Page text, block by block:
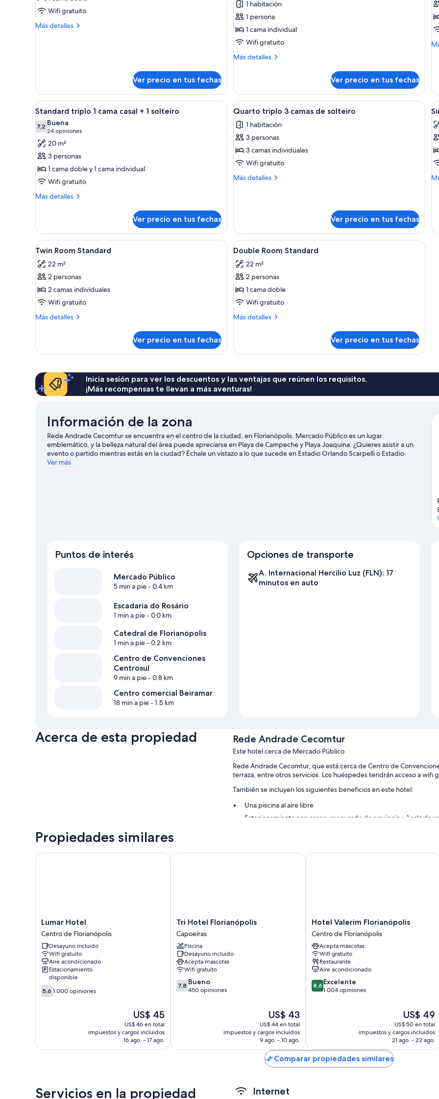
Habitación
doble
Wifi gratuito
Más detalles
Más
Ver precio en tus fechas
Habitación
individual
estándar
1 habitación
1 persona
1 cama individual
Wifi gratuito
Más detalles
Más
individual
estándar
Ver precio en tus fechas
2
con
Ver
todas
las
fotos
de
Standard
triplo
1
cama
1
solteiro
Una habitación de hotel con dos camas, un escritorio con una computadora portátil y un televisor.
13
Standard triplo 1 cama casal + 1 solteiro
7,27,2 de 10
Buena
24 opiniones
(24
opiniones)
20 m²
3 personas
1 cama doble y 1 cama individual
Wifi gratuito
Más detalles
Más
triplo
cama
+
Ver precio en tus fechas
Ver
todas
las
fotos
de
Quarto
triplo
Habitación de hotel con dos camas
12
Quarto triplo 3 camas de solteiro
1 habitación
3 personas
3 camas individuales
Wifi gratuito
Más detalles
Más
camas
de
solteiro
Ver precio en tus fechas
Ver
todas
las
fotos
de
Twin
Room
Minibar, cortinas blackout, sistema de insonorización y wifi gratis
10
Twin Room Standard
22 m²
2 personas
2 camas individuales
Wifi gratuito
Más detalles
Más
Room
Ver precio en tus fechas
Ver
todas
las
fotos
de
Double
Room
Minibar, cortinas blackout, sistema
11
Double Room Standard
22 m²
2 personas
1 cama doble
Wifi gratuito
Más detalles
Más
Room
Ver precio en tus fechas
Inicia sesión para ver los descuentos y las ventajas que reúnen los requisitos.
¡Más recompensas te llevan a más aventuras!
Información de la zona
Rede Andrade Cecomtur se encuentra en el centro de la ciudad, en Florianópolis. Mercado Público es un lugar
emblemático, y la belleza natural del área puede apreciarse en Playa de Campeche y Playa Joaquina. ¿Quieres asistir a un
evento o partido mientras estás en la ciudad? Échale un vistazo a lo que sucede en Estadio Orlando Scarpelli o Estadio
Aderbal Ramos da Silva.
Ver más
Puntos de interés
Mercado Público
5 min a pie- 0.4 km
Escadaria do Rosário
1 min a pie- 0.0 km
Catedral de Florianópolis
1 min a pie- 0.2 km
Centro de Convenciones
Centrosul
9 min a pie- 0.8 km
Centro comercial Beiramar
18 min a pie- 1.5 km
Opciones de transporte
A. Internacional Hercilio Luz (FLN): 17
minutos en auto
Acerca de esta propiedad Rede Andrade Cecomtur
Este hotel cerca de Mercado Público
Rede Andrade Cecomtur, que está cerca de Centro de
terraza, entre otros servicios. Los huéspedes tendrán acceso a wifi
También se incluyen los siguientes beneficios en este hotel:
Una piscina al aire libre
Estacionamiento con cargo, resguardo de equipaje y 1 sala de
Los huéspedes dejan muy buenas opiniones sobre la ubicación
Televisiones de 21 pulgadas con canales de televisión digitales
Servicio de limpieza diario y teléfonos
Propiedades similares
Lumar
Hotel
Centro
de
Florianópolis
Lumar Hotel
Centro de Florianópolis
Desayuno incluido
Wifi gratuito
Aire acondicionado
Estacionamiento
disponible
5.6
de
5,6 1.000 opiniones
El
precio
actual
es
de
US$ 45
US$ 46 en total
impuestos y cargos incluidos
16 ago. - 17 ago.
Lumar Hotel
Tri
Hotel
Florianópolis
Capoeiras
Tri Hotel Florianópolis
Capoeiras
Piscina
Desayuno incluido
Acepta mascotas
Wifi gratuito
7.8
de
7,8 Bueno
450 opiniones
El
precio
actual
es
de
US$ 43
US$ 43
US$ 44 en total
impuestos y cargos incluidos
9 ago. - 10 ago.
Tri Hotel Florianópolis
Hotel
Valerim
Florianópolis
Centro
de
Florianópolis
Hotel Valerim Florianópolis
Centro de Florianópolis
Acepta mascotas
Wifi gratuito
Restaurante
Aire acondicionado
8.6
de
8,6 Excelente
1.004 opiniones
El
precio
actual
es
de
US$ 49
US$ 50 en total
impuestos y cargos incluidos
21 ago. - 22 ago.
Hotel Valerim Florianópolis
Comparar propiedades similares
Servicios en la propiedad Internet